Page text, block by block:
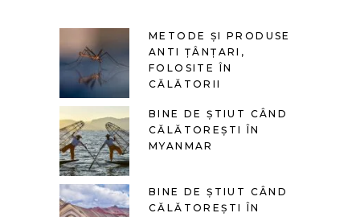
METODE ȘI PRODUSE
ANTI ȚÂNȚARI,
FOLOSITE ÎN
CĂLĂTORII
BINE DE ȘTIUT CÂND
CĂLĂTOREȘTI ÎN
MYANMAR
BINE DE ȘTIUT CÂND
CĂLĂTOREȘTI ÎN